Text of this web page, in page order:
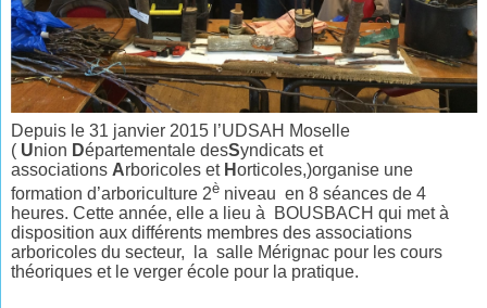
Depuis le 31 janvier 2015 l’UDSAH Moselle
( Union Départementale desSyndicats et
associations Arboricoles et Horticoles,)organise une
formation d’arboriculture 2è niveau en 8 séances de 4
heures. Cette année, elle a lieu à BOUSBACH qui met à
disposition aux différents membres des associations
arboricoles du secteur, la salle Mérignac pour les cours
théoriques et le verger école pour la pratique.